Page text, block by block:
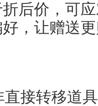
后价，可
，让赠送
接转移道